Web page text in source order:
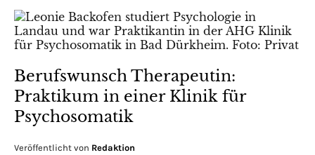
Berufswunsch Therapeutin:
Praktikum in einer Klinik für
Psychosomatik
Veröffentlicht von Redaktion